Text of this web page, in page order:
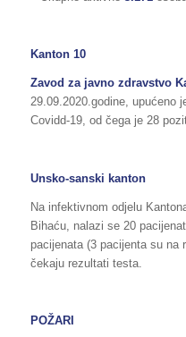
Kanton 10
Zavod za javno zdravstvo
29.09.2020.godine, upućeno
Covidd-19, od čega je 28
Unsko-sanski kanton
Na infektivnom odjelu
Bihaću, nalazi se 20
pacijenata (3 pacijenta su na
čekaju rezultati testa.
POŽARI